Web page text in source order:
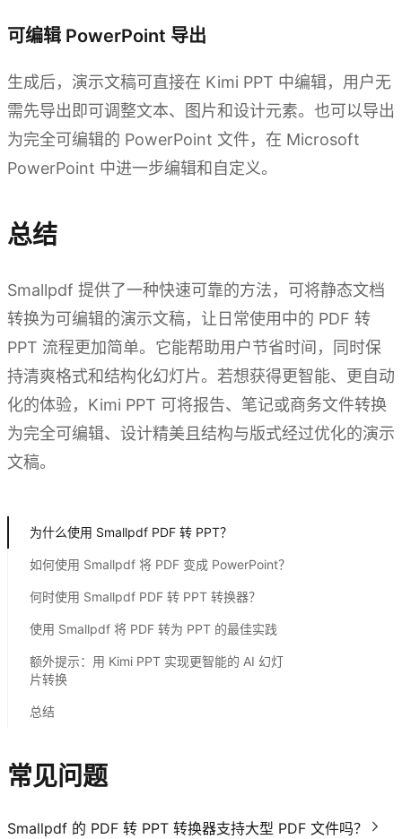
可编辑 PowerPoint 导出
生成后，演示文稿可直接在 Kimi PPT 中编辑，用户无
需先导出即可调整文本、图片和设计元素。也可以导出
为完全可编辑的 PowerPoint 文件，在 Microsoft
PowerPoint 中进一步编辑和自定义。
总结
Smallpdf 提供了一种快速可靠的方法，可将静态文档
转换为可编辑的演示文稿，让日常使用中的 PDF 转
PPT 流程更加简单。它能帮助用户节省时间，同时保
持清爽格式和结构化幻灯片。若想获得更智能、更自动
化的体验，Kimi PPT 可将报告、笔记或商务文件转换
为完全可编辑、设计精美且结构与版式经过优化的演示
文稿。
为什么使用 Smallpdf PDF 转 PPT？
如何使用 Smallpdf 将 PDF 变成 PowerPoint？
何时使用 Smallpdf PDF 转 PPT 转换器？
使用 Smallpdf 将 PDF 转为 PPT 的最佳实践
额外提示：用 Kimi PPT 实现更智能的 AI 幻灯
片转换
总结
常见问题
Smallpdf 的 PDF 转 PPT 转换器支持大型 PDF 文件吗？